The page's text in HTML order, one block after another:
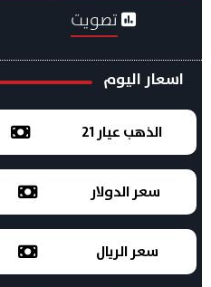
تصويت
اسعار اليوم
الذهب عيار 21
سعر الدولار
سعر الريال